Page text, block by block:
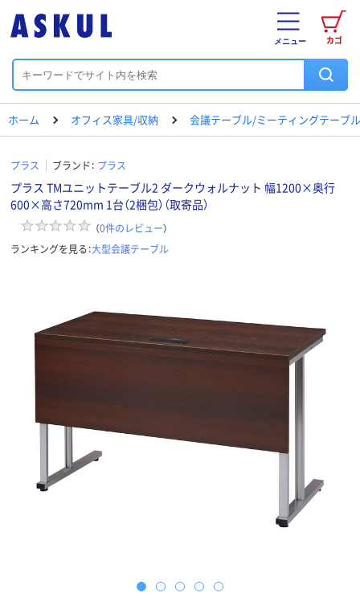
カゴ
メニュー
ホーム オフィス家具/収納 会議テーブル/ミーティングテーブル
プラス ブランド： プラス
プラス TMユニットテーブル2 ダークウォルナット 幅1200×奥行
600×高さ720mm 1台（2梱包）（取寄品）
（0件のレビュー）
ランキングを見る：大型会議テーブル